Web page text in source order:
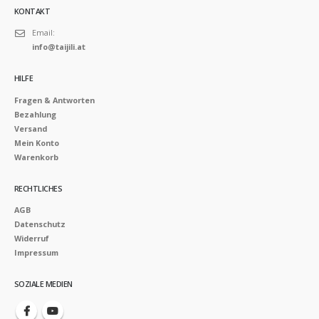
KONTAKT
Email:
info@taijili.at
HILFE
Fragen & Antworten
Bezahlung
Versand
Mein Konto
Warenkorb
RECHTLICHES
AGB
Datenschutz
Widerruf
Impressum
SOZIALE MEDIEN